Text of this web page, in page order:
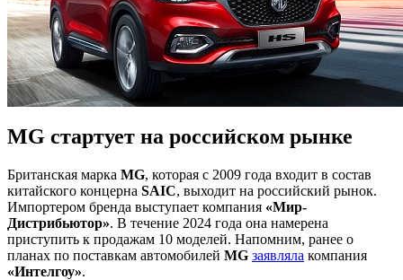
MG стартует на российском рынке
Британская марка MG, которая с 2009 года входит в состав
китайского концерна SAIC, выходит на российский рынок.
Импортером бренда выступает компания «Мир-
Дистрибьютор». В течение 2024 года она намерена
приступить к продажам 10 моделей. Напомним, ранее о
планах по поставкам автомобилей MG заявляла компания
«Интелгоу».